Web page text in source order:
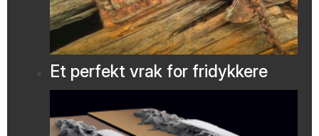
Et perfekt vrak for fridykkere